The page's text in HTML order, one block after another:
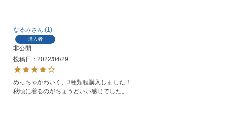
なるみ 1
購入者
非公開
投稿日
2022/04/29
めっちゃかわいく、3種類程購入しました！
秋頃に着るのがちょうどいい感じでした。